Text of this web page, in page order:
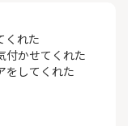
くれた
付かせてくれた
をしてくれた